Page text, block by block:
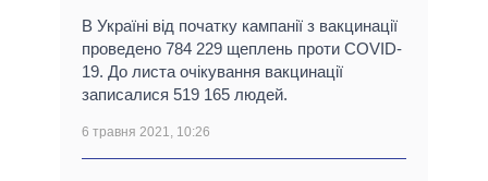
В Україні від початку кампанії з вакцинації
проведено 784 229 щеплень проти COVID-
19. До листа очікування вакцинації
записалися 519 165 людей.
6 травня 2021, 10:26